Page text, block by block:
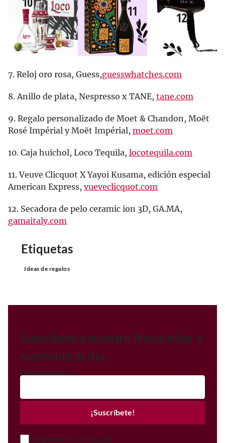
7. Reloj oro rosa, Guess,guesswhatches.com
8. Anillo de plata, Nespresso x TANE, tane.com
9. Regalo personalizado de Moet & Chandon, Moët
Rosé Impérial y Moët Impérial, moet.com
10. Caja huichol, Loco Tequila, locotequila.com
11. Veuve Clicquot X Yayoi Kusama, edición especial
American Express, vueveclicquot.com
12. Secadora de pelo ceramic ion 3D, GA.MA,
gamaitaly.com
Etiquetas
Ideas de regalos
Suscríbete a nuestro Newsletter y
mantente al día.
Correo electrónico
¡Suscríbete!
Acepto el Aviso de Privacidad